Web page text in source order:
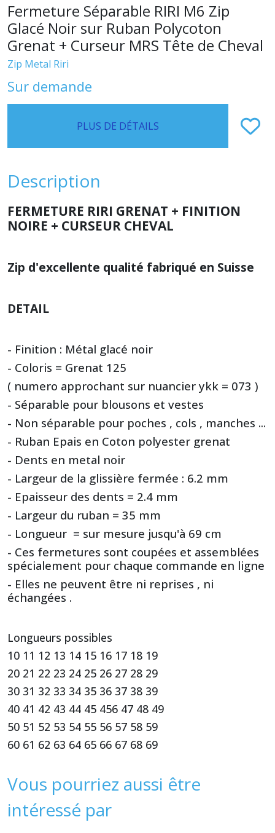
Fermeture Séparable RIRI M6 Zip
Glacé Noir sur Ruban Polycoton
Grenat + Curseur MRS Tête de Cheval
Zip Metal Riri
Sur demande
PLUS DE DÉTAILS
Description
FERMETURE RIRI GRENAT + FINITION
NOIRE + CURSEUR CHEVAL
Zip d'excellente qualité fabriqué en Suisse
DETAIL
- Finition : Métal glacé noir
- Coloris = Grenat 125
( numero approchant sur nuancier ykk = 073 )
- Séparable pour blousons et vestes
- Non séparable pour poches , cols , manches ...
- Ruban Epais en Coton polyester grenat
- Dents en metal noir
- Largeur de la glissière fermée : 6.2 mm
- Epaisseur des dents = 2.4 mm
- Largeur du ruban = 35 mm
- Longueur = sur mesure jusqu'à 69 cm
- Ces fermetures sont coupées et assemblées
spécialement pour chaque commande en ligne
- Elles ne peuvent être ni reprises , ni
échangées .
Longueurs possibles
10 11 12 13 14 15 16 17 18 19
20 21 22 23 24 25 26 27 28 29
30 31 32 33 34 35 36 37 38 39
40 41 42 43 44 45 456 47 48 49
50 51 52 53 54 55 56 57 58 59
60 61 62 63 64 65 66 67 68 69
Vous pourriez aussi être
intéressé par